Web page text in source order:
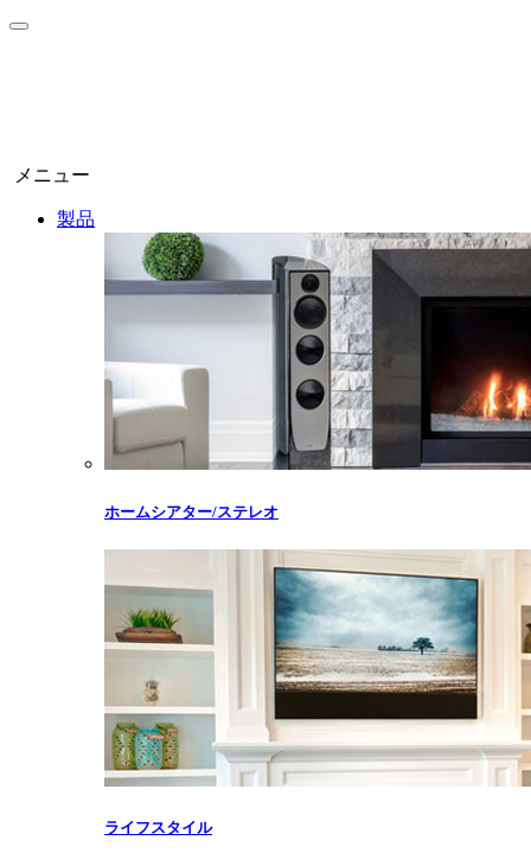
メニュー
製品
ホームシアター/ステレオ
ライフスタイル